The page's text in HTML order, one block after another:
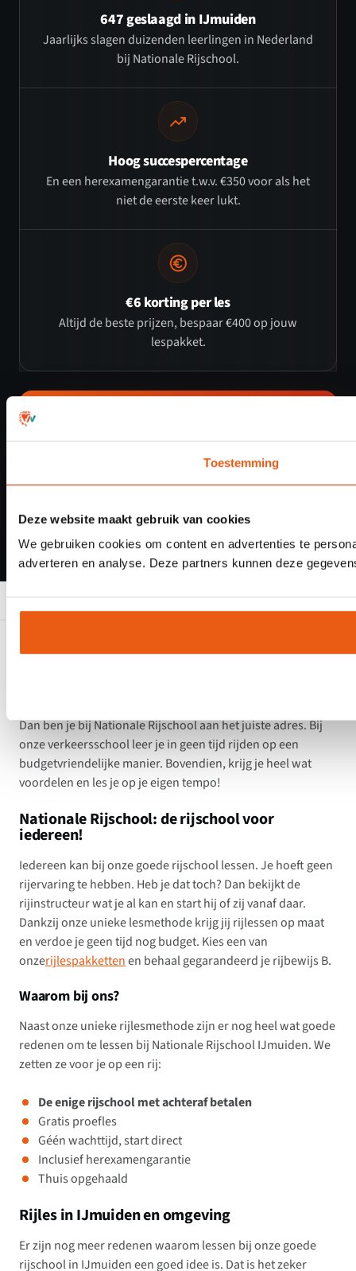
Toestemming
Deze website maakt gebruik van cookies
We gebruiken cookies om content en advertenties te
adverteren en analyse. Deze partners kunnen deze
647 geslaagd in IJmuiden
Jaarlijks slagen duizenden leerlingen in Nederland
bij Nationale Rijschool.
Hoog succespercentage
En een herexamengarantie t.w.v. €350 voor als het
niet de eerste keer lukt.
€6 korting per les
Altijd de beste prijzen, bespaar €400 op jouw
lespakket.
Met de spoedcursus van Nationale Rijschool
Plan jouw proefles!
HOME RIJSCHOOL IN IJMUIDEN
Dan ben je bij Nationale Rijschool aan het juiste adres. Bij
onze verkeersschool leer je in geen tijd rijden op een
budgetvriendelijke manier. Bovendien, krijg je heel wat
voordelen en les je op je eigen tempo!
Nationale Rijschool: de rijschool voor
iedereen!
Iedereen kan bij onze goede rijschool lessen. Je hoeft geen
rijervaring te hebben. Heb je dat toch? Dan bekijkt de
rijinstructeur wat je al kan en start hij of zij vanaf daar.
Dankzij onze unieke lesmethode krijg jij rijlessen op maat
en verdoe je geen tijd nog budget. Kies een van
onzerijlespakkettenen behaal gegarandeerd je rijbewijs B.
Waarom bij ons?
Naast onze unieke rijlesmethode zijn er nog heel wat goede
redenen om te lessen bij Nationale Rijschool IJmuiden. We
zetten ze voor je op een rij:
De enige rijschool met achteraf betalen
Gratis proefles
Géén wachttijd, start direct
Inclusief herexamengarantie
Thuis opgehaald
Rijles in IJmuiden en omgeving
Er zijn nog meer redenen waarom lessen bij onze goede
rijschool in IJmuiden een goed idee is. Dat is het zeker